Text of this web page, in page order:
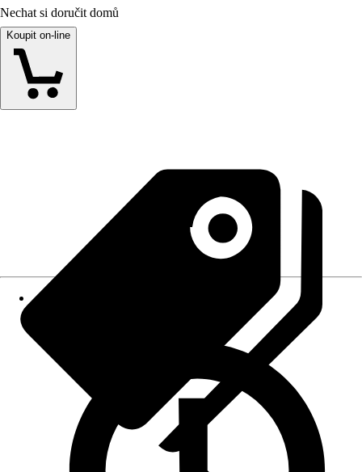
Nechat si doručit domů
Koupit on-line